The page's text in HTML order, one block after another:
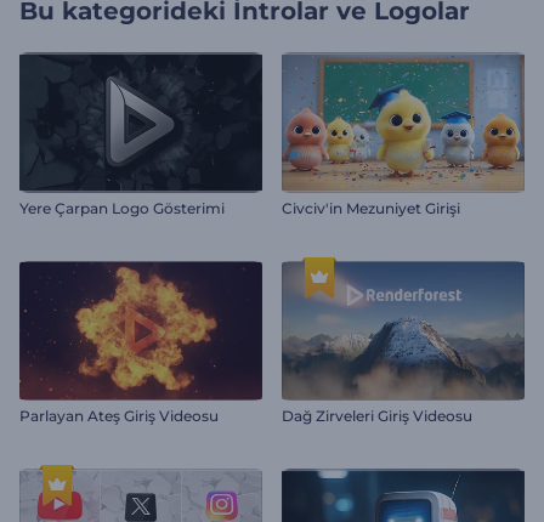
Bu kategorideki İntrolar ve Logolar
Yere Çarpan Logo Gösterimi Civciv'in Mezuniyet Girişi
Parlayan Ateş Giriş Videosu Dağ Zirveleri Giriş Videosu